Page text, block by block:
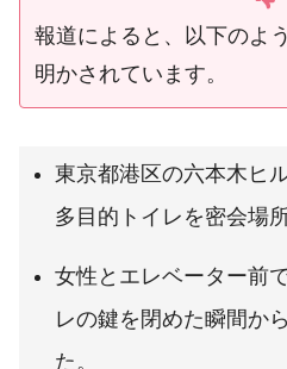
報道によると、以下のよ
明かされています。
東京都港区の六本木ヒ
多目的トイレを密会場
女性とエレベーター前
レの鍵を閉めた瞬間か
た。